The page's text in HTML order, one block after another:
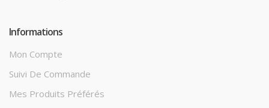
Informations
Mon Compte
Suivi De Commande
Mes Produits Préférés